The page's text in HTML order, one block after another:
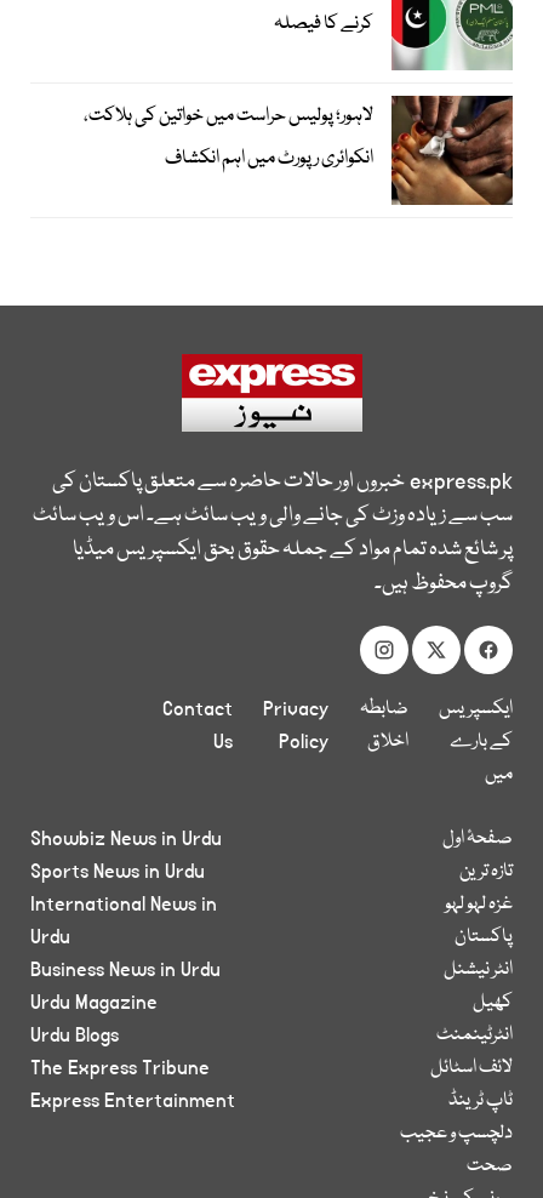
کرنے کا فیصلہ
لاہور؛ پولیس حراست میں خواتین کی ہلاکت،
انکوائری رپورٹ میں اہم انکشاف
express.pkخبروں اور حالات حاضرہ سے متعلق پاکستان کی
سب سے زیادہ وزٹ کی جانے والی ویب سائٹ ہے۔ اس ویب سائٹ
پر شائع شدہ تمام مواد کے جملہ حقوق بحق ایکسپریس میڈیا
گروپ محفوظ ہیں۔
ایکسپریس
کے بارے
میں
ضابطہ
اخلاق
Privacy
Policy
Contact
Us
صفحۂ اول
تازہ ترین
غزہ لہو لہو
پاکستان
انٹر نیشنل
کھیل
انٹرٹینمنٹ
لائف اسٹائل
ٹاپ ٹرینڈ
دلچسپ و عجیب
صحت
Showbiz News in Urdu
Sports News in Urdu
International News in
Urdu
Business News in Urdu
Urdu Magazine
Urdu Blogs
The Express Tribune
Express Entertainment